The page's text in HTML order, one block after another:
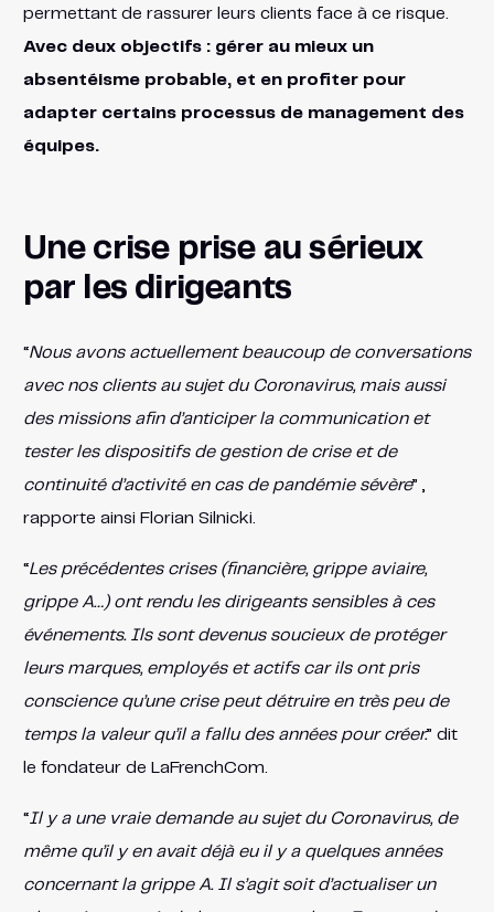
permettant de rassurer leurs clients face à ce risque.
Avec deux objectifs : gérer au mieux un
absentéisme probable, et en profiter pour
adapter certains processus de management des
équipes.
Une crise prise au sérieux
par les dirigeants
“Nous avons actuellement beaucoup de conversations
avec nos clients au sujet du Coronavirus, mais aussi
des missions afin d’anticiper la communication et
tester les dispositifs de gestion de crise et de
continuité d’activité en cas de pandémie sévère” ,
rapporte ainsi Florian Silnicki.
“Les précédentes crises (financière, grippe aviaire,
grippe A…) ont rendu les dirigeants sensibles à ces
événements. Ils sont devenus soucieux de protéger
leurs marques, employés et actifs car ils ont pris
conscience qu’une crise peut détruire en très peu de
temps la valeur qu’il a fallu des années pour créer.” dit
le fondateur de LaFrenchCom.
“Il y a une vraie demande au sujet du Coronavirus, de
même qu’il y en avait déjà eu il y a quelques années
concernant la grippe A. Il s’agit soit d’actualiser un